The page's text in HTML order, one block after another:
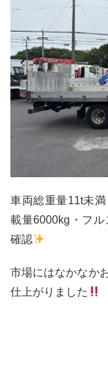
車両総重量11t未
載量6000kg・フ
確認
市場にはなかなか
仕上がりました